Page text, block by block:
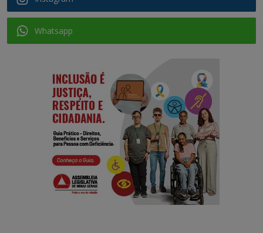
Whatsapp